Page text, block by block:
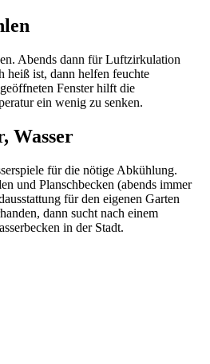
Abends dann für Luftzirkulation
heiß ist, dann helfen feuchte
Fenster hilft die
ein wenig zu senken.
Wasser
für die nötige Abkühlung.
und Planschbecken (abends immer
für den eigenen Garten
dann sucht nach einem
in der Stadt.